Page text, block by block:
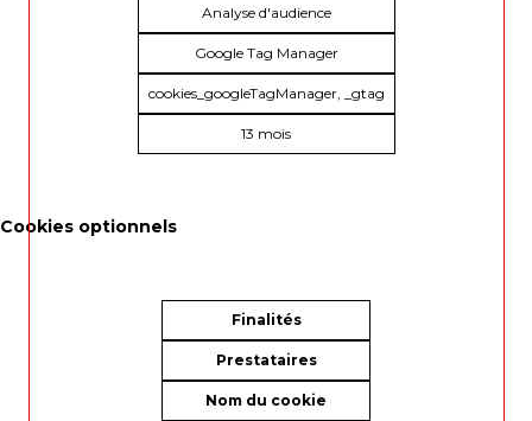
Analyse d'audience
Google Tag Manager
cookies_googleTagManager, _gtag
13 mois
Cookies optionnels
Finalités
Prestataires
Nom du cookie